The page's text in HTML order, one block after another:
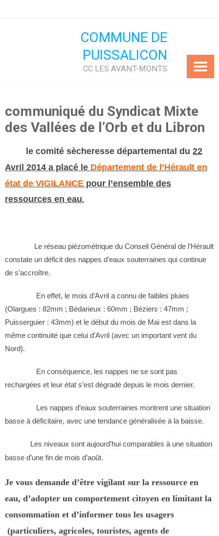
COMMUNE DE
PUISSALICON
CC LES AVANT-MONTS
communiqué du Syndicat Mixte
des Vallées de l’Orb et du Libron
le comité sècheresse départemental du 22
Avril 2014 a placé le Département de l’Hérault en
état de VIGILANCE pour l’ensemble des
ressources en eau.
Le réseau piézométrique du Conseil Général de l’Hérault
constate un déficit des nappes d’eaux souterraines qui continue
de s’accroître.
En effet, le mois d’Avril a connu de faibles pluies
(Olargues : 82mm ; Bédarieux : 60mm ; Béziers : 47mm ;
Puisserguier : 43mm) et le début du mois de Mai est dans la
même continuité que celui d’Avril (avec un important vent du
Nord).
En conséquence, les nappes ne se sont pas
rechargées et leur état s’est dégradé depuis le mois dernier.
Les nappes d’eaux souterraines montrent une situation
basse à déficitaire, avec une tendance généralisée à la baisse.
Les niveaux sont aujourd’hui comparables à une situation
basse d’une fin de mois d’août.
Je vous demande d’être vigilant sur la ressource en
eau, d’adopter un comportement citoyen en limitant la
consommation et d’informer tous les usagers
(particuliers, agricoles, touristes, agents de